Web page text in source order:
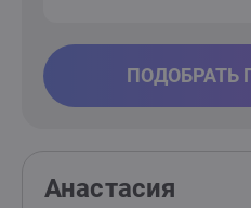
ПОДОБРАТЬ
Анастасия